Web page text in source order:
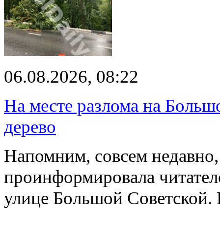
06.08.2026, 08:22
На месте разлома на
дерево
Напомним, совсем
проинформировала
улице Большой Советской.